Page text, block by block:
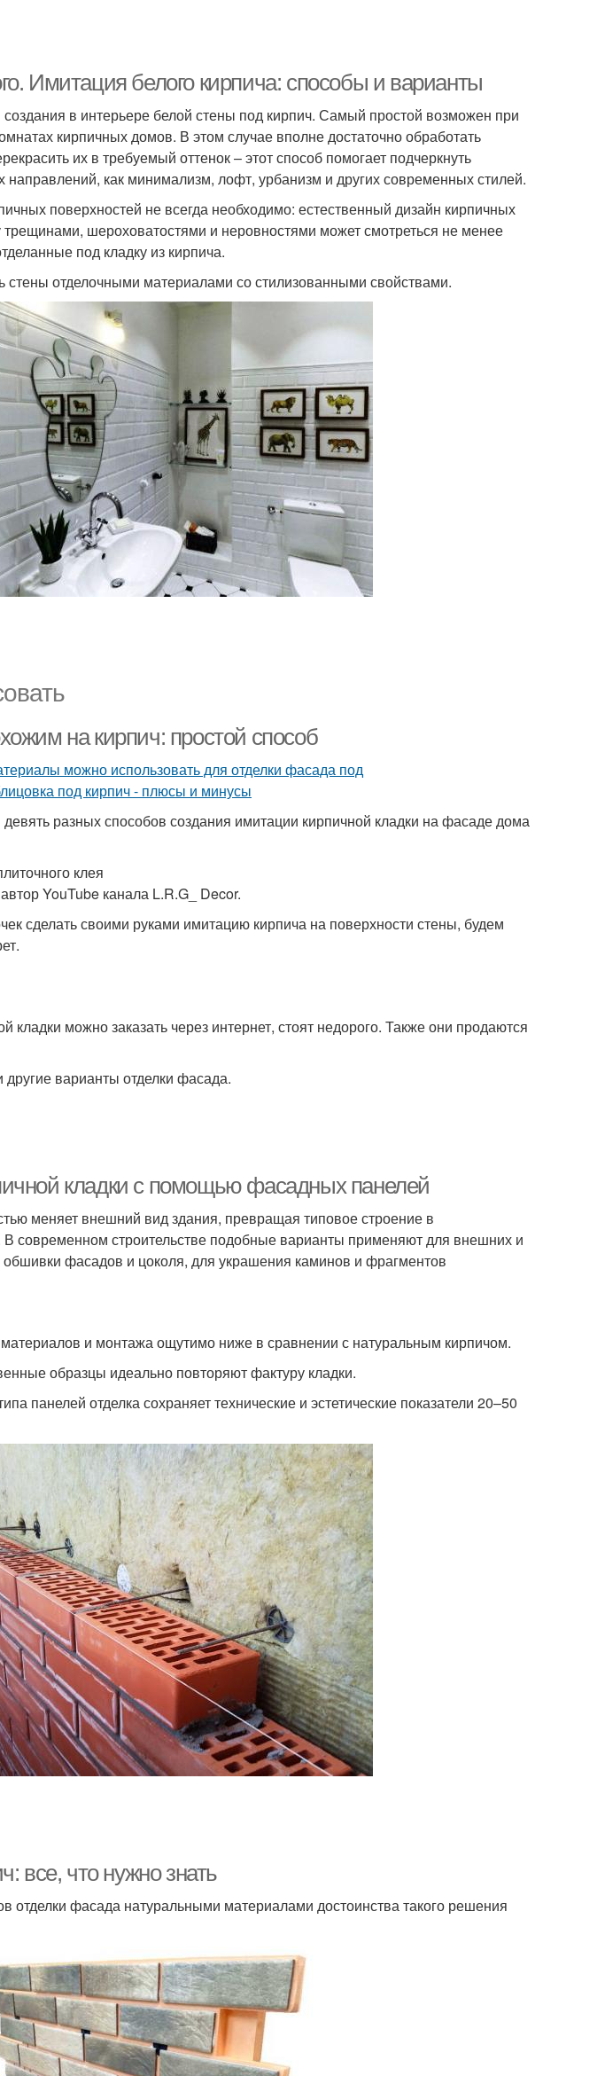
Имитация белого кирпича: способы и варианты
в интерьере белой стены под кирпич. Самый простой возможен при
кирпичных домов. В этом случае вполне достаточно обработать
их в требуемый оттенок – этот способ помогает подчеркнуть
направлений, как минимализм, лофт, урбанизм и других современных стилей.
поверхностей не всегда необходимо: естественный дизайн кирпичных
шероховатостями и неровностями может смотреться не менее
под кладку из кирпича.
отделочными материалами со стилизованными свойствами.
на кирпич: простой способ
разных способов создания имитации кирпичной кладки на фасаде дома
клея
YouTube канала L.R.G_ Decor.
сделать своими руками имитацию кирпича на поверхности стены, будем
можно заказать через интернет, стоят недорого. Также они продаются
варианты отделки фасада.
кладки с помощью фасадных панелей
меняет внешний вид здания, превращая типовое строение в
современном строительстве подобные варианты применяют для внешних и
обшивки фасадов и цоколя, для украшения каминов и фрагментов
и монтажа ощутимо ниже в сравнении с натуральным кирпичом.
образцы идеально повторяют фактуру кладки.
панелей отделка сохраняет технические и эстетические показатели 20–50
все, что нужно знать
отделки фасада натуральными материалами достоинства такого решения